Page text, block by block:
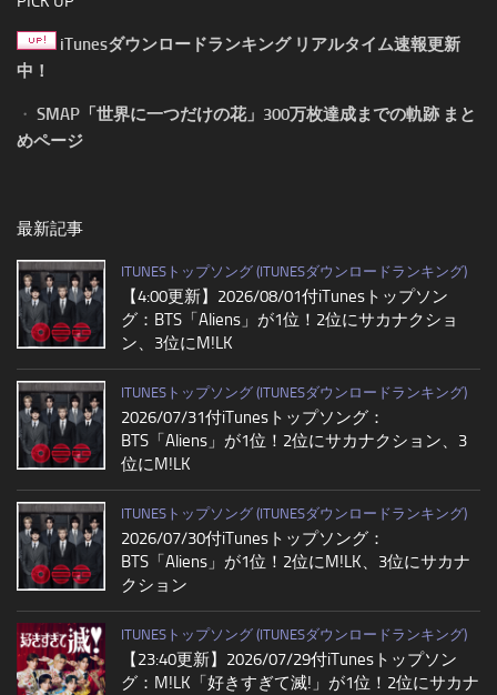
iTunesダウンロードランキング リアルタイム速報更新
中！
・ SMAP「世界に一つだけの花」300万枚達成までの軌跡 まと
めページ
最新記事
ITUNESトップソング (ITUNESダウンロードランキング)
【4:00更新】2026/08/01付iTunesトップソン
グ：BTS「Aliens」が1位！2位にサカナクショ
ン、3位にM!LK
ITUNESトップソング (ITUNESダウンロードランキング)
2026/07/31付iTunesトップソング：
BTS「Aliens」が1位！2位にサカナクション、3
位にM!LK
ITUNESトップソング (ITUNESダウンロードランキング)
2026/07/30付iTunesトップソング：
BTS「Aliens」が1位！2位にM!LK、3位にサカナ
クション
ITUNESトップソング (ITUNESダウンロードランキング)
【23:40更新】2026/07/29付iTunesトップソン
グ：M!LK「好きすぎて滅!」が1位！2位にサカナ